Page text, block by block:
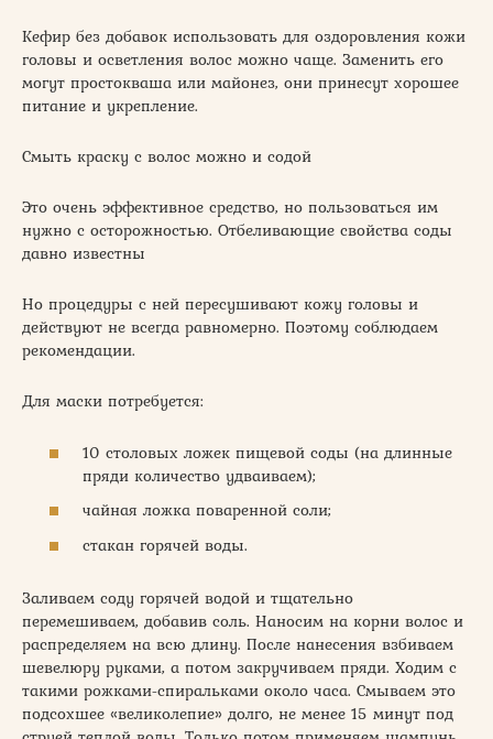
Кефир без добавок использовать для оздоровления кожи
головы и осветления волос можно чаще. Заменить его
могут простокваша или майонез, они принесут хорошее
питание и укрепление.
Смыть краску с волос можно и содой
Это очень эффективное средство, но пользоваться им
нужно с осторожностью. Отбеливающие свойства соды
давно известны
Но процедуры с ней пересушивают кожу головы и
действуют не всегда равномерно. Поэтому соблюдаем
рекомендации.
Для маски потребуется:
10 столовых ложек пищевой соды (на длинные
пряди количество удваиваем);
чайная ложка поваренной соли;
стакан горячей воды.
Заливаем соду горячей водой и тщательно
перемешиваем, добавив соль. Наносим на корни волос и
распределяем на всю длину. После нанесения взбиваем
шевелюру руками, а потом закручиваем пряди. Ходим с
такими рожками-спиральками около часа. Смываем это
подсохшее «великолепие» долго, не менее 15 минут под